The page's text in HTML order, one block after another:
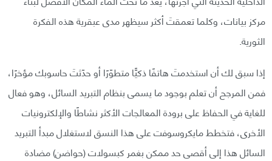
مركز بيانات، وكلما تعمقتَ أكثر سيظهر مدى عبقرية هذه الفكرة
الثورية.
إذا سبق لك أن استخدمتَ هاتفًا ذكيًّا متطوّرًا أو حدّثتَ حاسوبك مؤخرًا،
فمن المرجح أن تعلم بوجود ما يسمى بنظام التبريد السائل، وهو فعال
للغاية في الحفاظ على برودة المعالجات الأكثر نشاطًا والإلكترونيات
الأخرى، فتخطط مايكروسوفت على هذا النسق لاستغلال مبدأ التبريد
السائل هذا إلى أقصى حد ممكن بغمر كبسولات (حواضن) مضادة